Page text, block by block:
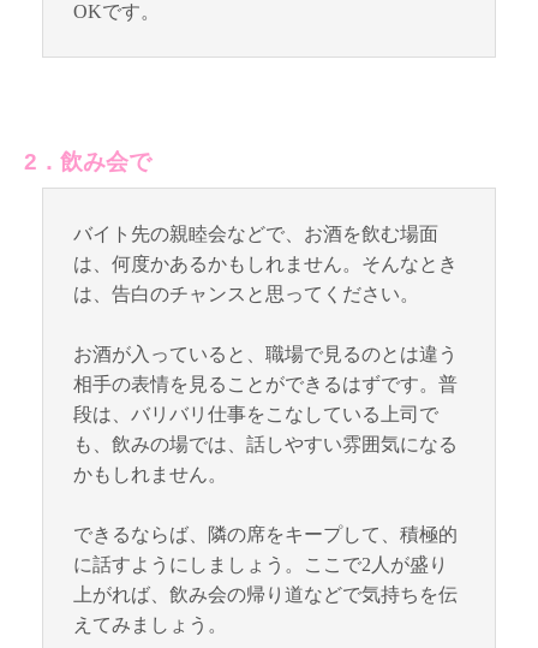
OKです。
2．飲み会で
バイト先の親睦会などで、お酒を飲む場面
は、何度かあるかもしれません。そんなとき
は、告白のチャンスと思ってください。
お酒が入っていると、職場で見るのとは違う
相手の表情を見ることができるはずです。普
段は、バリバリ仕事をこなしている上司で
も、飲みの場では、話しやすい雰囲気になる
かもしれません。
できるならば、隣の席をキープして、積極的
に話すようにしましょう。ここで2人が盛り
上がれば、飲み会の帰り道などで気持ちを伝
えてみましょう。